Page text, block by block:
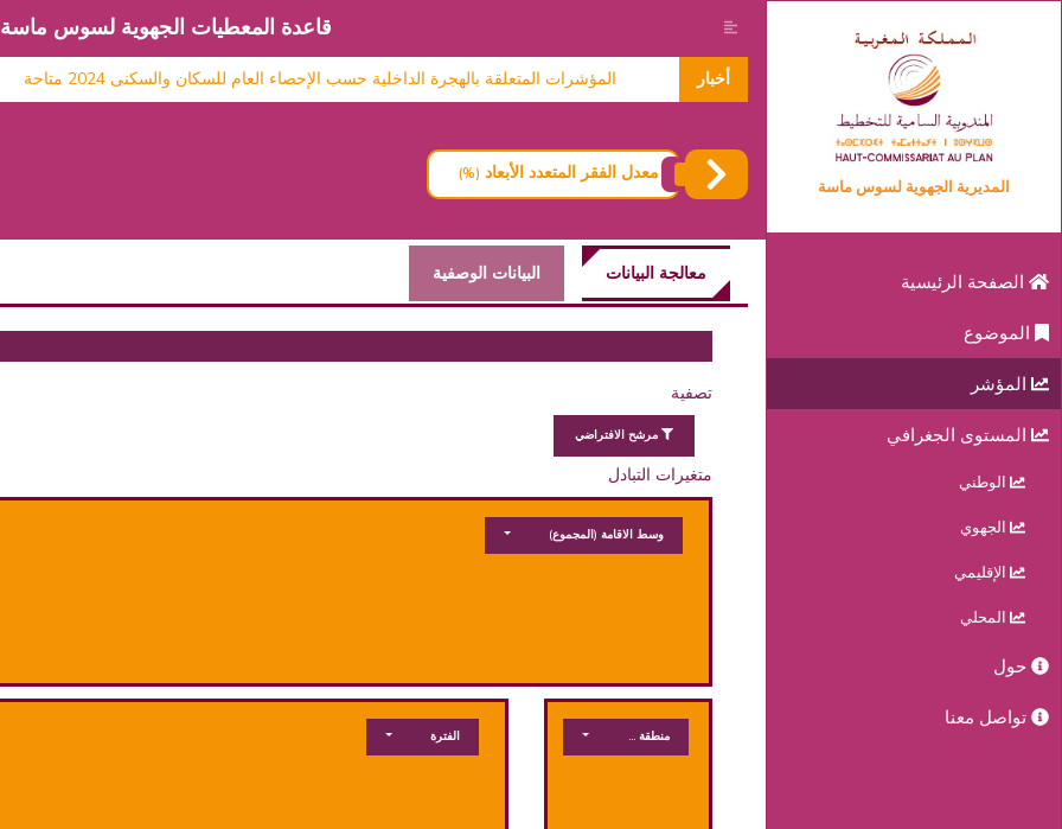
المديرية الجهوية لسوس ماسة
الصفحة الرئيسية
الموضوع
المؤشر
المستوى الجغرافي
الوطني
الجهوي
الإقليمي
المحلي
حول
تواصل معنا
قاعدة المعطيات الجهوية لسوس ماسة
أخبار معطيات حول الاسر 2024 المؤشرات المتعلقة بالهجرة الداخلية حسب الإحصاء العام للسكان والسكنى 2024 متاحة
معدل الفقر المتعدد الأبعاد (%)
معالجة البيانات البيانات الوصفية
تصفية
مرشح الافتراضي
متغيرات التبادل
وسط الاقامة (المجموع)
منطقة جغرافية الفترة